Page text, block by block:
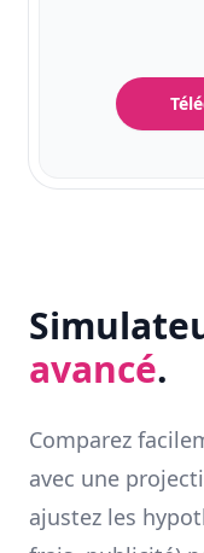
avancé.
Comparez
avec une
ajustez les